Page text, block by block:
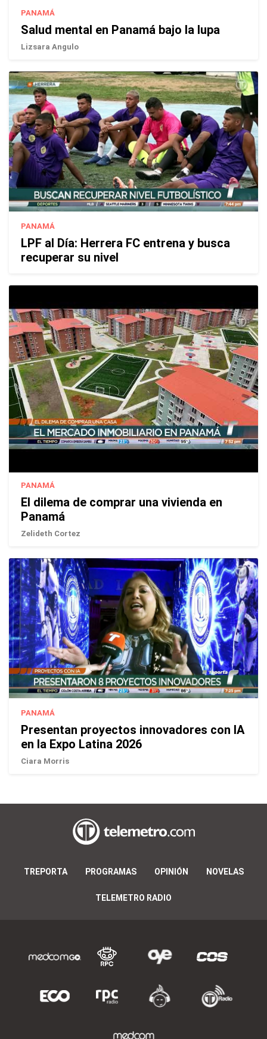
PANAMÁ
Salud mental en Panamá bajo la lupa
Lizsara Angulo
PANAMÁ
LPF al Día: Herrera FC entrena y busca
recuperar su nivel
PANAMÁ
El dilema de comprar una vivienda en
Panamá
Zelideth Cortez
PANAMÁ
Presentan proyectos innovadores con IA
en la Expo Latina 2026
Ciara Morris
TREPORTA PROGRAMAS OPINIÓN NOVELAS
TELEMETRO RADIO